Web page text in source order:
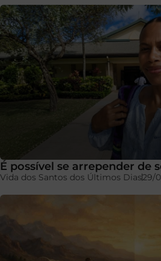
É possível se arrepender de
Vida dos Santos dos Últimos Dias29/